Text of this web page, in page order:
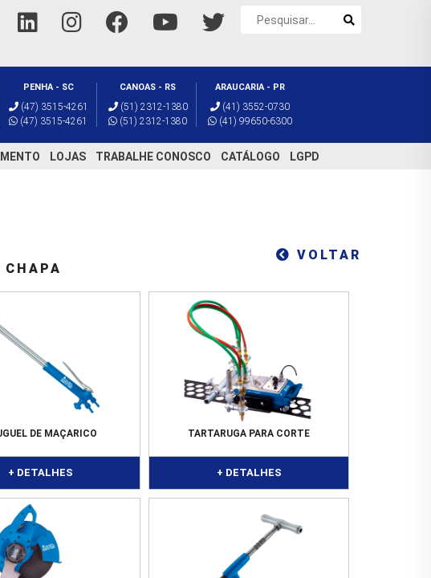
PENHA - SC
(47) 3515-4261
(47) 3515-4261
CANOAS - RS
(51) 2312-1380
(51) 2312-1380
ARAUCARIA - PR
(41) 3552-0730
(41) 99650-6300
LOJAS TRABALHE CONOSCO CATÁLOGO LGPD
VOLTAR
DE MAÇARICO
+ DETALHES
TARTARUGA PARA CORTE
+ DETALHES